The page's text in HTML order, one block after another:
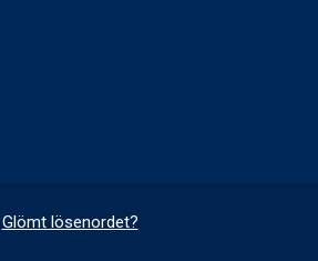
Glömt lösenordet?